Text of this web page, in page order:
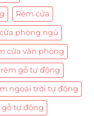
Rèm cửa
phòng ngủ
cửa văn phòng
rèm gỗ tự động
ngoài trời tự động
gỗ tự động